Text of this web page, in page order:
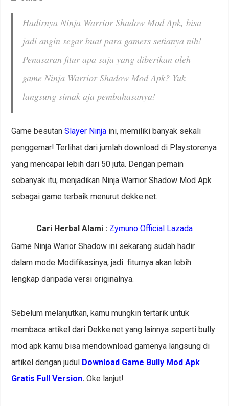
Hadirnya Ninja Warrior Shadow Mod Apk, bisa
jadi angin segar buat para gamers setianya nih!
Penasaran fitur apa saja yang diberikan oleh
game Ninja Warrior Shadow Mod Apk? Yuk
langsung simak aja pembahasanya!
Game besutanSlayer Ninja ini, memiliki banyak sekali
penggemar! Terlihat dari jumlah download di Playstorenya
yang mencapai lebih dari 50 juta. Dengan pemain
sebanyak itu, menjadikan Ninja Warrior Shadow Mod Apk
sebagai game terbaik menurut dekke.net.
Cari Herbal Alami : Zymuno Official Lazada
Game Ninja Warior Shadow ini sekarang sudah hadir
dalam mode Modifikasinya, jadi fiturnya akan lebih
lengkap daripada versi originalnya.
Sebelum melanjutkan, kamu mungkin tertarik untuk
membaca artikel dari Dekke.net yang lainnya seperti bully
mod apk kamu bisa mendownload gamenya langsung di
artikel dengan judul Download Game Bully Mod Apk
Gratis Full Version.Oke lanjut!